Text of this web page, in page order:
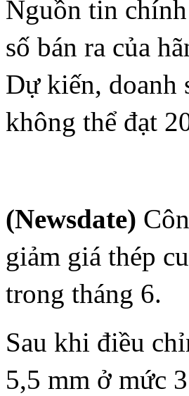
Nguồn tin
số bán ra của
Dự kiến, doanh
không thể đạt
(Newsdate)
giảm giá thép
trong tháng 6.
Sau khi điều
5,5 mm ở mức